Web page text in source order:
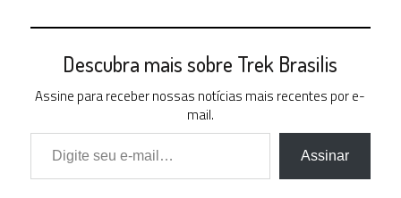
Descubra mais sobre Trek Brasilis
Assine para receber nossas notícias mais recentes por e-
mail.
Digite seu e-mail…
Assinar